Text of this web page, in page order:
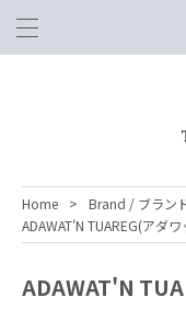
Home
Brand / ブラン
ADAWAT'N TUAREG(アダ
ADAWAT'N